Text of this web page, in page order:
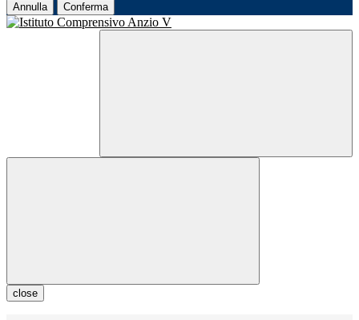
Annulla Conferma
close